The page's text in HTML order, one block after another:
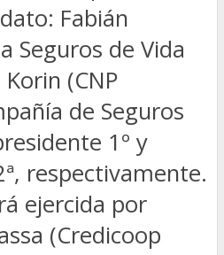
Fabián
Seguros de Vida
(CNP
de Seguros
1º y
respectivamente.
ejercida por
(Credicoop